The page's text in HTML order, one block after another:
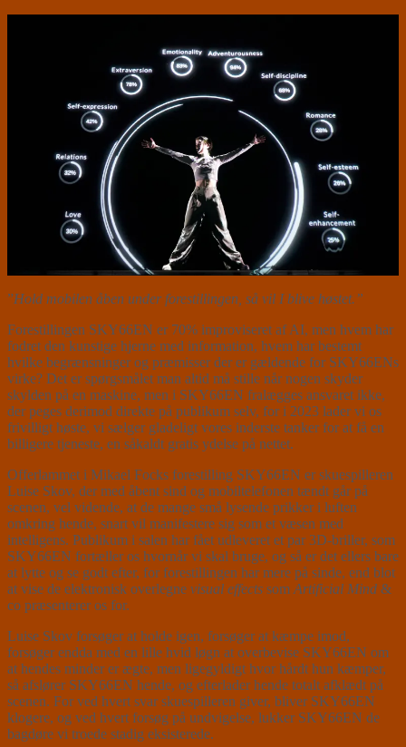
”Hold mobilen åben under forestillingen, så vil I blive høstet.”
Forestillingen SKY66EN er 70% improviseret af AI, men hvem har
fodret den kunstige hjerne med information, hvem har bestemt
hvilke begrænsninger og præmisser der er gældende for SKY66ENs
virke? Det er spørgsmålet man altid må stille når nogen skyder
skylden på en maskine, men i SKY66EN fralægges ansvaret ikke,
der peges derimod direkte på publikum selv, for i 2023 lader vi os
frivilligt høste, vi sælger gladeligt vores inderste tanker for at få en
billigere tjeneste, en såkaldt gratis ydelse på nettet.
Offerlammet i Mikael Focks forestilling SKY66EN er skuespilleren
Luise Skov, der med åbent sind og mobiltelefonen tændt går på
scenen, vel vidende, at de mange små lysende prikker i luften
omkring hende, snart vil manifestere sig som et væsen med
intelligens. Publikum i salen har fået udleveret et par 3D-briller, som
SKY66EN fortæller os hvornår vi skal bruge, og så er det ellers bare
at lytte og se godt efter, for forestillingen har mere på sinde, end blot
at vise de elektronisk overlegne visual effects som Artificial Mind &
co præsenterer os for.
Luise Skov forsøger at holde igen, forsøger at kæmpe imod,
forsøger endda med en lille hvid løgn at overbevise SKY66EN om
at hendes minder er ægte, men ligegyldigt hvor hårdt hun kæmper,
så afslører SKY66EN hende, og efterlader hende totalt afklædt på
scenen. For ved hvert svar skuespilleren giver, bliver SKY66EN
klogere, og ved hvert forsøg på undvigelse, lukker SKY66EN de
bagdøre vi troede stadig eksisterede.